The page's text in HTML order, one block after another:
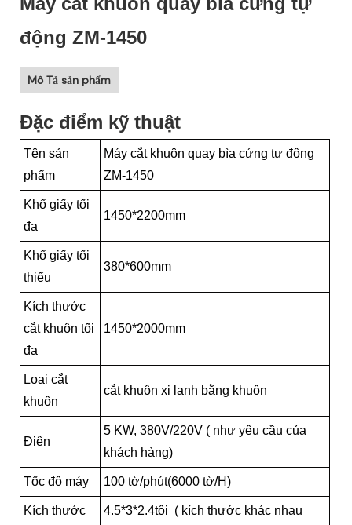
động ZM-1450
Mô Tả sản phẩm
Đặc điểm kỹ thuật
Tên sản
phẩm
Máy cắt khuôn quay bìa cứng tự động
ZM-1450
Khổ giấy tối
đa
1450*2200mm
Khổ giấy tối
thiểu
380*600mm
Kích thước
cắt khuôn tối
đa
1450*2000mm
Loại cắt
khuôn
cắt khuôn xi lanh bằng khuôn
Điện
5 KW, 380V/220V ( như yêu cầu của
khách hàng)
Tốc độ máy 100 tờ/phút(6000 tờ/H)
Kích thước
4.5*3*2.4tôi ( kích thước khác nhau